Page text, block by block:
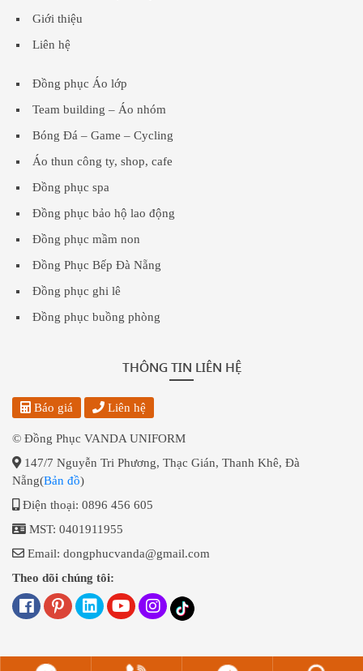
Giới thiệu
Liên hệ
Đồng phục Áo lớp
Team building – Áo nhóm
Bóng Đá – Game – Cycling
Áo thun công ty, shop, cafe
Đồng phục spa
Đồng phục bảo hộ lao động
Đồng phục mầm non
Đồng Phục Bếp Đà Nẵng
Đồng phục ghi lê
Đồng phục buồng phòng
THÔNG TIN LIÊN HỆ
Báo giá Liên hệ
© Đồng Phục VANDA UNIFORM
147/7 Nguyễn Tri Phương, Thạc Gián, Thanh Khê, Đà
Nẵng(Bản đồ)
Điện thoại: 0896 456 605
MST: 0401911955
Email: dongphucvanda@gmail.com
Theo dõi chúng tôi: